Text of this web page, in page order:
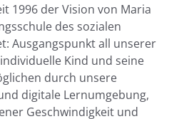
1996 der Vision von Maria
des sozialen
Ausgangspunkt all unserer
Kind und seine
durch unsere
digitale Lernumgebung,
Geschwindigkeit und